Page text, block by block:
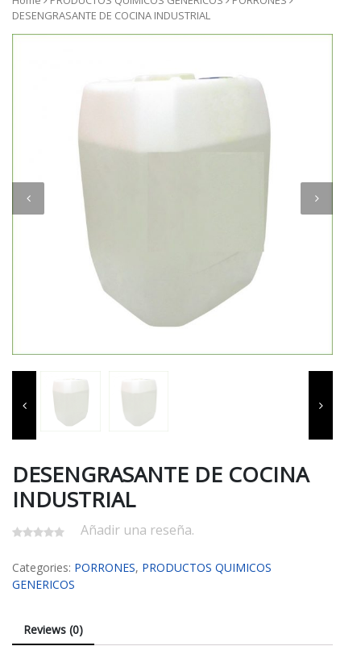
DESENGRASANTE DE COCINA INDUSTRIAL
DESENGRASANTE DE COCINA
INDUSTRIAL
Añadir una reseña.
Categories: PORRONES, PRODUCTOS QUIMICOS
GENERICOS
Reviews (0)